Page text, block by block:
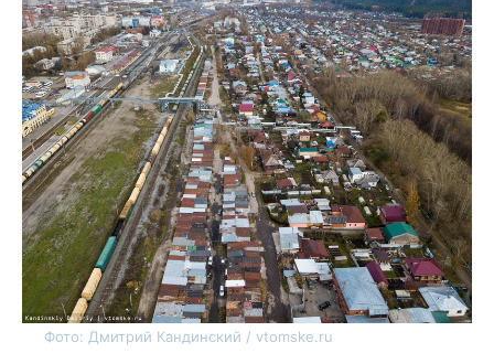
Фото: Дмитрий Кандинский / vtomske.ru